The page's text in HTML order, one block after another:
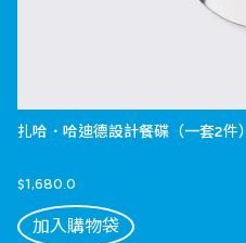
扎哈．哈迪德設計餐碟（一套2件）
$1,680.0
加入購物袋